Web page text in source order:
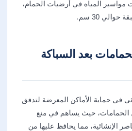
مواسير المياه في أرضيات الحمام،
30 سم.
بعد السباكة
في حماية الأماكن المعرضة لتدفق
الحمامات، حيث يساهم في منع
الإنشائية، مما يحافظ عليها من